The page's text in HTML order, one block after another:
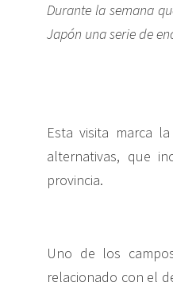
Durante la semana
Japón una serie de
Esta visita marca
alternativas, que
provincia.
Uno de los
relacionado con el